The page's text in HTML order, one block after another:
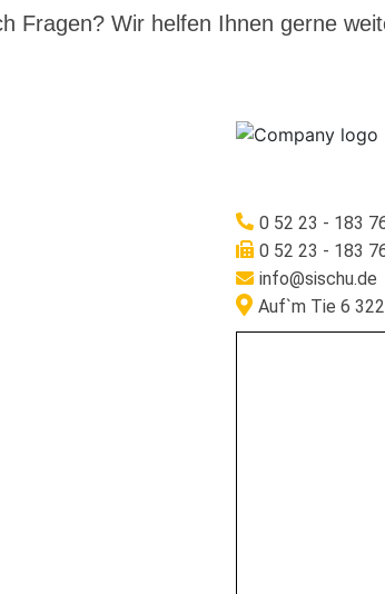
Fragen? Wir helfen Ihnen gerne
0 52 23 - 183
0 52 23 - 183
info@sischu.de
Auf`m Tie 6